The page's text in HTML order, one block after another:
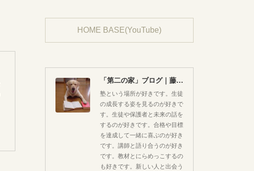
HOME BASE(YouTube)
「第二の家」ブログ｜藤沢市の個別指導塾のお話
塾という場所が好きです。生徒
の成長する姿を見るのが好きで
す。生徒や保護者と未来の話を
するのが好きです。合格や目標
を達成して一緒に喜ぶのが好き
です。講師と語り合うのが好き
です。教材とにらめっこするの
も好きです。新しい人と出会う